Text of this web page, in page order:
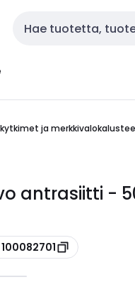
Haku
ja
antrasiitti -